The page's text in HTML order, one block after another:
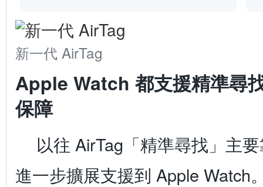
新一代 AirTag
Apple Watch 都支援精準尋
保障
以往 AirTag「精準尋找」主
進一步擴展支援到 Apple Watch